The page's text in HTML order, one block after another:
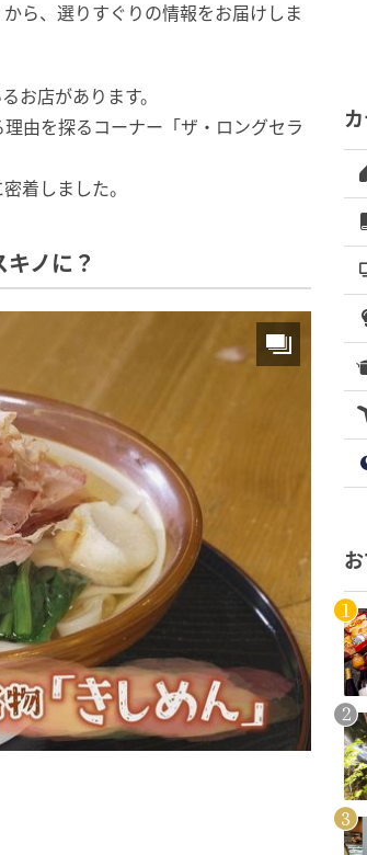
ら、選りすぐりの情報をお届けしま
お店があります。
由を探るコーナー「ザ・ロングセラ
着しました。
ノに？